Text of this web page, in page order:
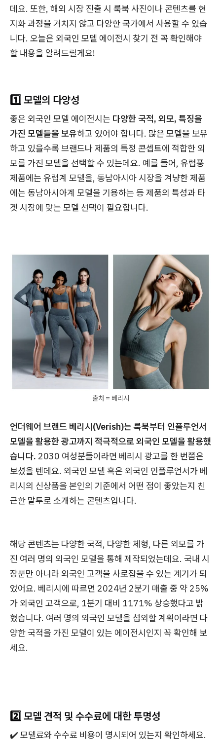
데요. 또한, 해외 시장 진출 시 룩북 사진이나 콘텐츠를 현
지화 과정을 거치지 않고 다양한 국가에서 사용할 수 있습
니다. 오늘은 외국인 모델 에이전시 찾기 전 꼭 확인해야
할 내용을 알려드릴게요!
1️⃣ 모델의 다양성
좋은 외국인 모델 에이전시는 다양한 국적, 외모, 특징을
가진 모델들을 보유하고 있어야 합니다. 많은 모델을 보유
하고 있을수록 브랜드나 제품의 특정 콘셉트에 적합한 외
모를 가진 모델을 선택할 수 있는데요. 예를 들어, 유럽풍
제품에는 유럽계 모델을, 동남아시아 시장을 겨냥한 제품
에는 동남아시아계 모델을 기용하는 등 제품의 특성과 타
겟 시장에 맞는 모델 선택이 필요합니다.
출처 = 베리시
언더웨어 브랜드 베리시(Verish)는 룩북부터 인플루언서
모델을 활용한 광고까지 적극적으로 외국인 모델을 활용했
습니다. 2030 여성분들이라면 베리시 광고를 한 번쯤은
보셨을 텐데요. 외국인 모델 혹은 외국인 인플루언서가 베
리시의 신상품을 본인의 기준에서 어떤 점이 좋았는지 친
근한 말투로 소개하는 콘텐츠입니다.
해당 콘텐츠는 다양한 국적, 다양한 체형, 다른 외모를 가
진 여러 명의 외국인 모델을 통해 제작되었는데요. 국내 시
장뿐만 아니라 외국인 고객을 사로잡을 수 있는 계기가 되
었어요. 베리시에 따르면 2024년 2분기 매출 중 약 25%
가 외국인 고객으로, 1분기 대비 1171% 상승했다고 밝
혔습니다. 여러 명의 외국인 모델을 섭외할 계획이라면 다
양한 국적을 가진 모델이 있는 에이전시인지 꼭 확인해 보
세요.
2️⃣ 모델 견적 및 수수료에 대한 투명성
✔️ 모델료와 수수료 비용이 명시되어 있는지 확인하세요.